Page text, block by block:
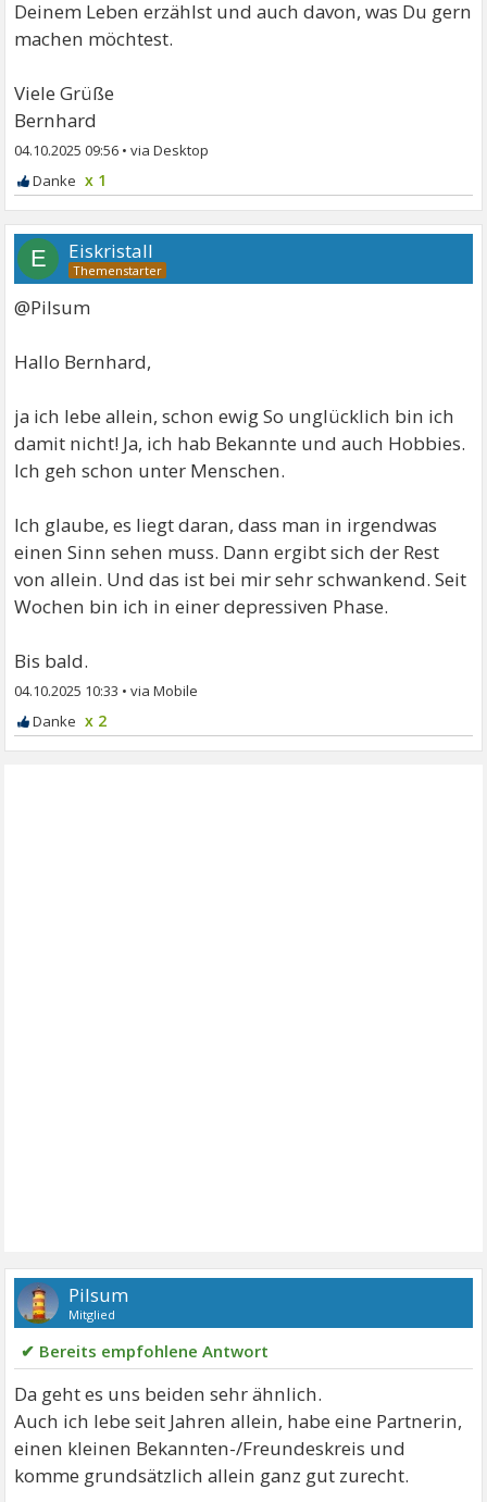
Deinem Leben erzählst und auch davon, was Du gern
machen möchtest.
Viele Grüße
Bernhard
04.10.2025 09:56 •
x 1
E Eiskristall
@Pilsum
Hallo Bernhard,
ja ich lebe allein, schon ewig So unglücklich bin ich
damit nicht! Ja, ich hab Bekannte und auch Hobbies.
Ich geh schon unter Menschen.
Ich glaube, es liegt daran, dass man in irgendwas
einen Sinn sehen muss. Dann ergibt sich der Rest
von allein. Und das ist bei mir sehr schwankend. Seit
Wochen bin ich in einer depressiven Phase.
Bis bald.
04.10.2025 10:33 •
x 2
Pilsum
Mitglied
✔ Bereits empfohlene Antwort
Da geht es uns beiden sehr ähnlich.
Auch ich lebe seit Jahren allein, habe eine Partnerin,
einen kleinen Bekannten-/Freundeskreis und
komme grundsätzlich allein ganz gut zurecht.